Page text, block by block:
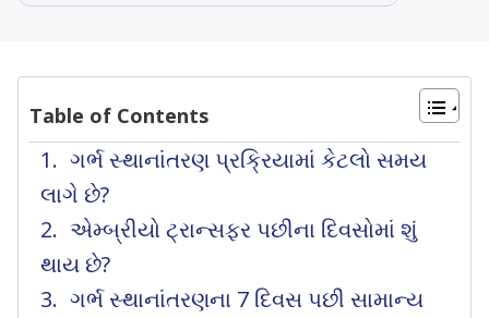
Table of Contents
ગર્ભ સ્થાનાંતરણ પ્રક્રિયામાં કેટલો સમય
લાગે છે?
એમ્બ્રીયો ટ્રાન્સફર પછીના દિવસોમાં શું
થાય છે?
ગર્ભ સ્થાનાંતરણના 7 દિવસ પછી સામાન્ય